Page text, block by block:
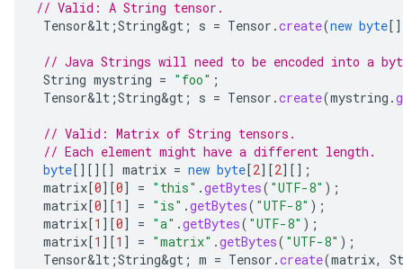
// Valid: A String tensor.
Tensor&lt ;String&gt ; s = Tensor .create(new byte[]
// Java Strings will need to be encoded into a
String mystring = "foo" ;
Tensor&lt ;String&gt ; s = Tensor .create(mystring .
// Valid: Matrix of String tensors.
// Each element might have a different length.
byte[][][] matrix = new byte[2][2][] ;
matrix[0][0] = "this" .getBytes( "UTF-8" );
matrix[0][1 ] = "is" .getBytes( "UTF-8" );
matrix[1 ][0] = "a" .getBytes( "UTF-8" );
matrix[1 ][1 ] = "matrix" .getBytes( "UTF-8" );
Tensor&lt ;String&gt ; m = Tensor .create(matrix,